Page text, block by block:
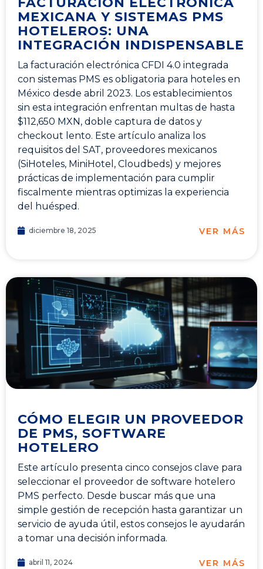
MEXICANA Y SISTEMAS PMS
HOTELEROS: UNA
INTEGRACIÓN INDISPENSABLE
La facturación electrónica CFDI 4.0 integrada
con sistemas PMS es obligatoria para hoteles en
México desde abril 2023. Los establecimientos
sin esta integración enfrentan multas de hasta
$112,650 MXN, doble captura de datos y
checkout lento. Este artículo analiza los
requisitos del SAT, proveedores mexicanos
(SiHoteles, MiniHotel, Cloudbeds) y mejores
prácticas de implementación para cumplir
fiscalmente mientras optimizas la experiencia
del huésped.
diciembre 18, 2025 VER MÁS
CÓMO ELEGIR UN PROVEEDOR
DE PMS, SOFTWARE
HOTELERO
Este artículo presenta cinco consejos clave para
seleccionar el proveedor de software hotelero
PMS perfecto. Desde buscar más que una
simple gestión de recepción hasta garantizar un
servicio de ayuda útil, estos consejos le ayudarán
a tomar una decisión informada.
abril 11, 2024 VER MÁS